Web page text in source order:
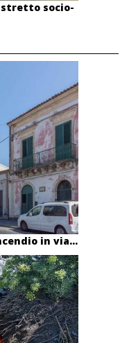
socio-
in via...